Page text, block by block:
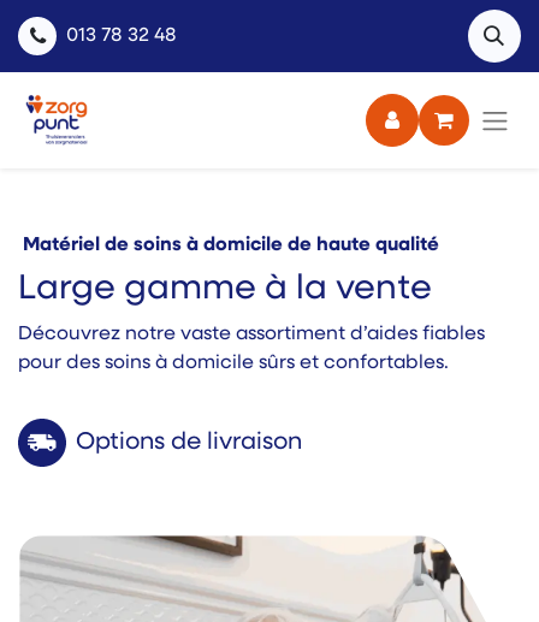
013 78 32 48
Matériel de soins à domicile de haute qualité
Large gamme à la vente
Découvrez notre vaste assortiment d’aides fiables
pour des soins à domicile sûrs et confortables.
Options de livraison